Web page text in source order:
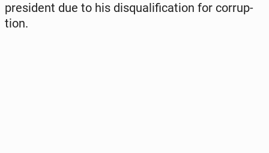
pres­i­dent due to his dis­qual­i­fi­ca­tion for cor­rup­
tion.